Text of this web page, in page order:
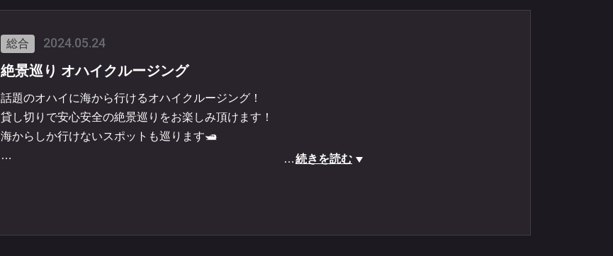
総合 2024.05.24
絶景巡り オハイクルージング
話題のオハイに海から行けるオハイクルージング！
貸し切りで安心安全の絶景巡りをお楽しみ頂けます！
海からしか行けないスポットも巡ります🛥️
…続きを読む